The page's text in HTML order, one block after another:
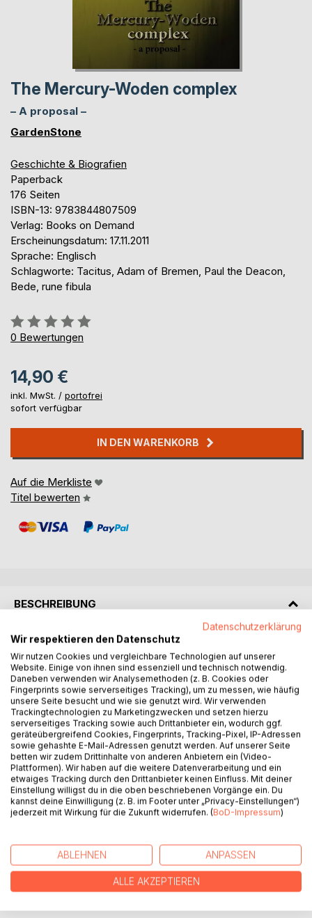
The Mercury-Woden complex
– A proposal –
GardenStone
Geschichte & Biografien
Paperback
176 Seiten
ISBN-13: 9783844807509
Verlag: Books on Demand
Erscheinungsdatum: 17.11.2011
Sprache: Englisch
Schlagworte: Tacitus, Adam of Bremen, Paul the Deacon,
Bede, rune fibula
Bewertung::
0%
0 Bewertungen
14,90 €
inkl. MwSt. / portofrei
sofort verfügbar
IN DEN WARENKORB
Auf die Merkliste
Titel bewerten
BESCHREIBUNG
It was about two thousand years ago the Roman historian
Tacitus reported the Germanics venerated Mercury above
all. He meant a Germanic God he equated with Mercury.
Because Tacitus didn't denominate the name of that God,
it had to be interpreted.
Many centuries later scholars widely agreed that the name
of this God must be Woden. Today that opinion is still taken
as evidence.
This assumption is assayed here on the basis of available
primary sources – the result suggests serious doubts about
the entrenched view.
This book requires the willingness to leave comfortable
unbiasedly apparent 'self-evidence facts'.
Datenschutzerklärung
Wir respektieren den Datenschutz
Wir nutzen Cookies und vergleichbare Technologien auf unserer
Website. Einige von ihnen sind essenziell und technisch notwendig.
Daneben verwenden wir Analysemethoden (z. B. Cookies oder
Fingerprints sowie serverseitiges Tracking), um zu messen, wie häufig
unsere Seite besucht und wie sie genutzt wird. Wir verwenden
Trackingtechnologien zu Marketingzwecken und setzen hierzu
serverseitiges Tracking sowie auch Drittanbieter ein, wodurch ggf.
geräteübergreifend Cookies, Fingerprints, Tracking-Pixel, IP-Adressen
sowie gehashte E-Mail-Adressen genutzt werden. Auf unserer Seite
betten wir zudem Drittinhalte von anderen Anbietern ein (Video-
Plattformen). Wir haben auf die weitere Datenverarbeitung und ein
etwaiges Tracking durch den Drittanbieter keinen Einfluss. Mit deiner
Einstellung willigst du in die oben beschriebenen Vorgänge ein. Du
kannst deine Einwilligung (z. B. im Footer unter „Privacy-Einstellungen“)
jederzeit mit Wirkung für die Zukunft widerrufen. (BoD-Impressum)
ABLEHNEN ANPASSEN
ALLE AKZEPTIEREN